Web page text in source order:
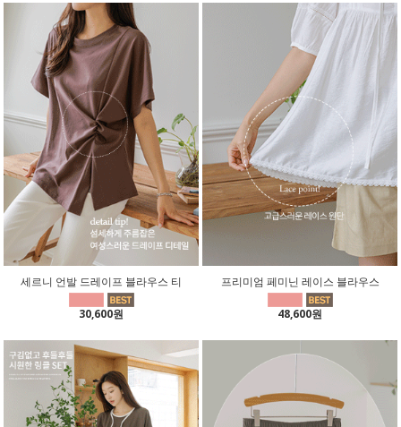
세르니 언발 드레이프 블라우스 티
30,600원
프리미엄 페미닌 레이스 블라우스
48,600원